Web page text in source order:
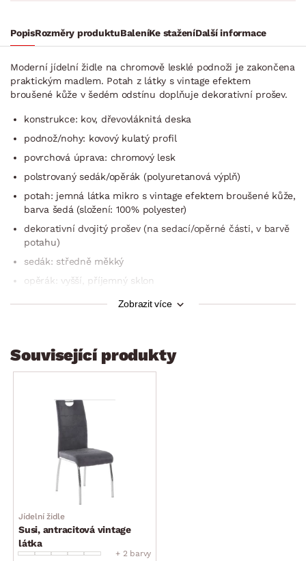
PopisRozměry produktuBaleníKe staženíDalší informace
Moderní jídelní židle na chromově lesklé podnoži je zakončena
praktickým madlem. Potah z látky s vintage efektem
broušené kůže v šedém odstínu doplňuje dekorativní prošev.
konstrukce: kov, dřevovláknitá deska
podnož/nohy: kovový kulatý profil
povrchová úprava: chromový lesk
polstrovaný sedák/opěrák (polyuretanová výplň)
potah: jemná látka mikro s vintage efektem broušené kůže,
barva šedá (složení: 100% polyester)
dekorativní dvojitý prošev (na sedací/opěrné části, v barvě
potahu)
sedák: středně měkký
opěrák: vyšší, příjemný sklon
praktické madlo v horní části opěráku (kov, kulatý profil,
doporučená nosnost do 120 kg
dodáváno v demontu
Zobrazit více
Související produkty
Jídelní židle
Susi, antracitová vintage
látka
+ 2 barvy